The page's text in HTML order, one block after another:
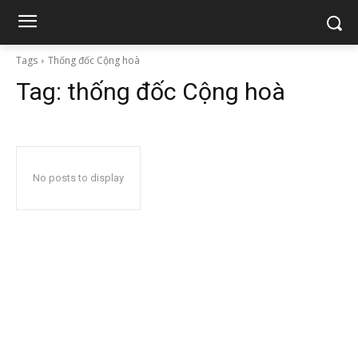
Tags Thống đốc Cộng hoà
Tag: thống đốc Cộng hoà
No posts to display